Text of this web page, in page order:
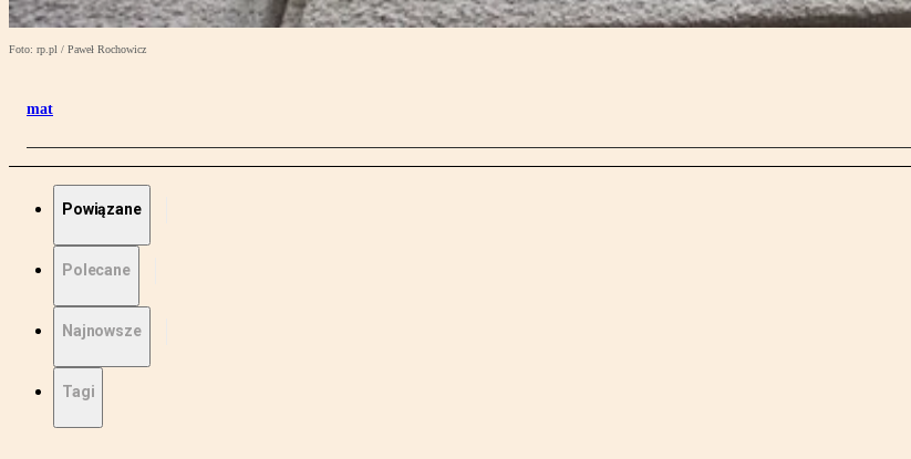
Foto: rp.pl / Paweł Rochowicz
mat
Powiązane
Polecane
Najnowsze
Tagi